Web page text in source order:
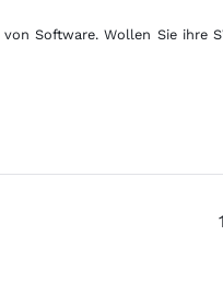
Software. Wollen Sie ihre